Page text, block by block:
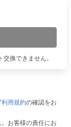
換できません。
利用規約の確認をお
お客様の責任にお